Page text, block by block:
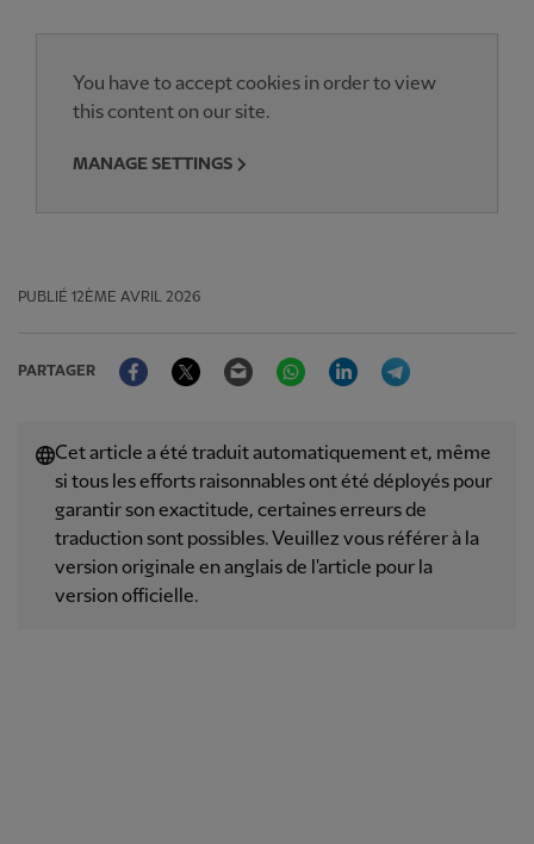
You have to accept cookies in order to view
this content on our site.
MANAGE SETTINGS
PUBLIÉ 12ÈME AVRIL 2026
PARTAGER
FacebookTwitter Email WhatsAppLinkedIn
Cet article a été traduit automatiquement et, même
si tous les efforts raisonnables ont été déployés pour
garantir son exactitude, certaines erreurs de
traduction sont possibles. Veuillez vous référer à la
version originale en anglais de l'article pour la
version officielle.